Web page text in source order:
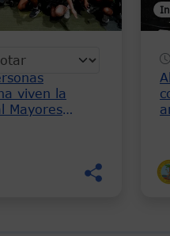
viven la
Mayores